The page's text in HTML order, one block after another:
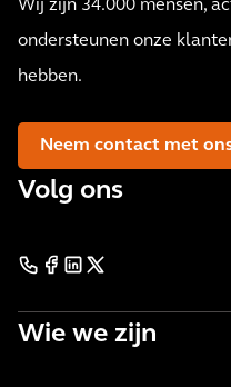
Wij zijn 34.000 mensen,
ondersteunen onze
hebben.
Neem contact met
Volg ons
Wie we zijn